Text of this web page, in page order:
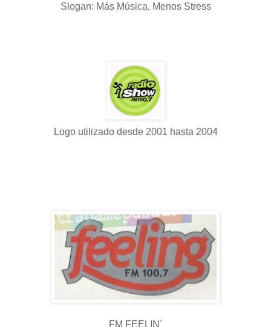
Slogan: Más Música, Menos Stress
Logo utilizado desde 2001 hasta 2004
FM FEELIN´